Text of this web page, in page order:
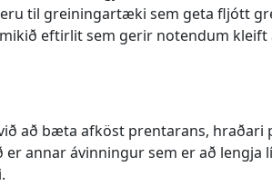
til greiningartæki sem geta fljótt
eftirlit sem gerir notendum kleift
að bæta afköst prentarans, hraðari
annar ávinningur sem er að lengja